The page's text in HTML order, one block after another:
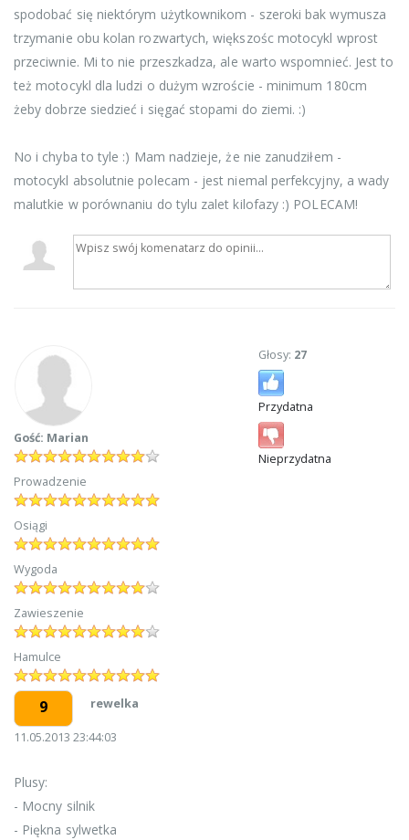
spodobać się niektórym użytkownikom - szeroki bak wymusza
trzymanie obu kolan rozwartych, większośc motocykl wprost
przeciwnie. Mi to nie przeszkadza, ale warto wspomnieć. Jest to
też motocykl dla ludzi o dużym wzroście - minimum 180cm
żeby dobrze siedzieć i sięgać stopami do ziemi. :)
No i chyba to tyle :) Mam nadzieje, że nie zanudziłem -
motocykl absolutnie polecam - jest niemal perfekcyjny, a wady
malutkie w porównaniu do tylu zalet kilofazy :) POLECAM!
Gość: Marian
Prowadzenie
Osiągi
Wygoda
Zawieszenie
Hamulce
Głosy: 27
Przydatna
Nieprzydatna
9 rewelka
11.05.2013 23:44:03
Plusy:
- Mocny silnik
- Piękna sylwetka